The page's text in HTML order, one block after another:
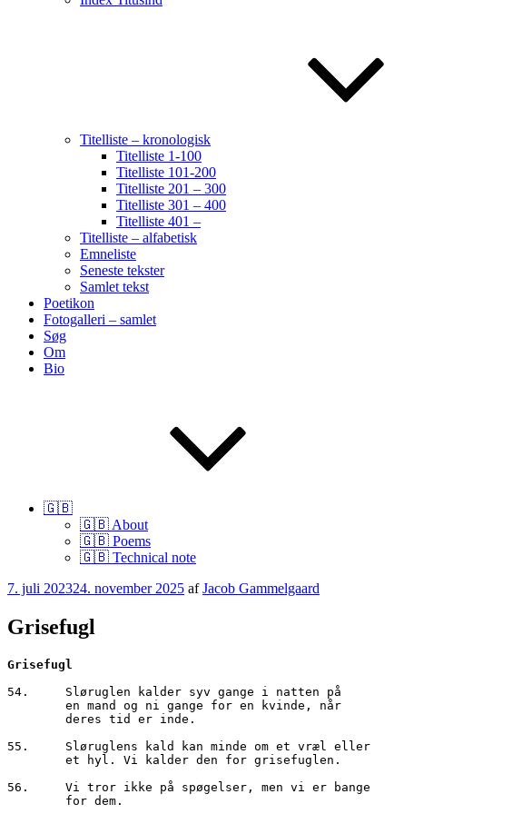
Titelliste – kronologisk
Titelliste 1-100
Titelliste 101-200
Titelliste 201 – 300
Titelliste 301 – 400
Titelliste 401 –
Titelliste – alfabetisk
Emneliste
Seneste tekster
Samlet tekst
Poetikon
Fotogalleri – samlet
Søg
Om
Bio
🇬🇧
🇬🇧 About
🇬🇧 Poems
🇬🇧 Technical note
Udgivet
7. juli 202324. november 2025 afJacob Gammelgaard
Grisefugl
54.	Sløruglen kalder syv gange i natten på
55.	Sløruglens kald kan minde om et vræl eller
56.	Vi tror ikke på spøgelser, men vi er bange